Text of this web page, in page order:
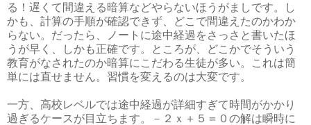
る！遅くて間違える暗算などやらないほうがましです。し
かも、計算の手順が確認できず、どこで間違えたのかわか
らない。だったら、ノートに途中経過をさっさと書いたほ
うが早く、しかも正確です。ところが、どこかでそういう
教育がなされたのか暗算にこだわる生徒が多い。これは簡
単には直せません。習慣を変えるのは大変です。
一方、高校レベルでは途中経過が詳細すぎて時間がかかり
過ぎるケースが目立ちます。－２ｘ＋５＝０の解は瞬時に